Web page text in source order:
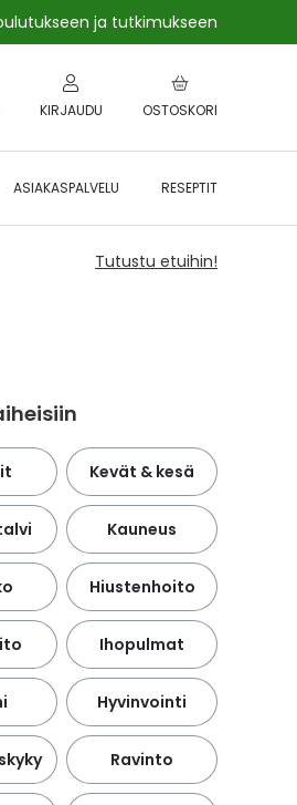
ja tutkimukseen
OSTOSKORI
KIRJAUDU
ASIAKASPALVELU RESEPTIT
Tutustu etuihin!
Kevät & kesä
Kauneus
Hiustenhoito
Ihopulmat
Hyvinvointi
Ravinto